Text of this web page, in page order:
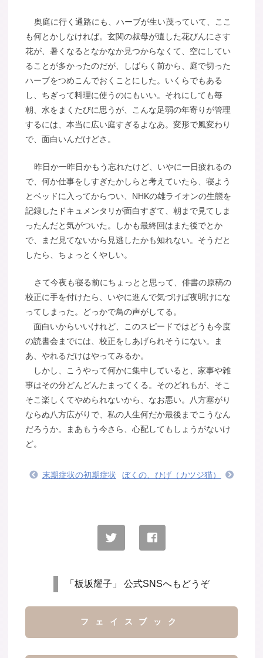
奥庭に行く通路にも、ハーブが生い茂っていて、ここ
も何とかしなければ。玄関の叔母が遺した花びんにさす
花が、暑くなるとなかなか見つからなくて、空にしてい
ることが多かったのだが、しばらく前から、庭で切った
ハーブをつめこんでおくことにした。いくらでもある
し、ちぎって料理に使うのにもいい。それにしても毎
朝、水をまくたびに思うが、こんな足弱の年寄りが管理
するには、本当に広い庭すぎるよなあ。変形で風変わり
で、面白いんだけどさ。
昨日か一昨日かもう忘れたけど、いやに一日疲れるの
で、何か仕事をしすぎたかしらと考えていたら、寝よう
とベッドに入ってからつい、NHKの雄ライオンの生態を
記録したドキュメンタリが面白すぎて、朝まで見てしま
ったんだと気がついた。しかも最終回はまた後でとか
で、まだ見てないから見逃したかも知れない。そうだと
したら、ちょっとくやしい。
さて今夜も寝る前にちょっとと思って、俳書の原稿の
校正に手を付けたら、いやに進んで気づけば夜明けにな
ってしまった。どっかで鳥の声がしてる。
面白いからいいけれど、このスピードではどうも今度
の読書会までには、校正をしあげられそうにない。ま
あ、やれるだけはやってみるか。
しかし、こうやって何かに集中していると、家事や雑
事はその分どんどんたまってくる。そのどれもが、そこ
そこ楽しくてやめられないから、なお悪い。八方塞がり
ならぬ八方広がりで、私の人生何だか最後までこうなん
だろうか。まあもう今さら、心配してもしょうがないけ
ど。
末期症状の初期症状 ぼくの、ひげ（カツジ猫）
「板坂耀子」 公式SNSへもどうぞ
フェイスブック